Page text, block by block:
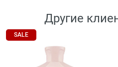
Другие
SALE